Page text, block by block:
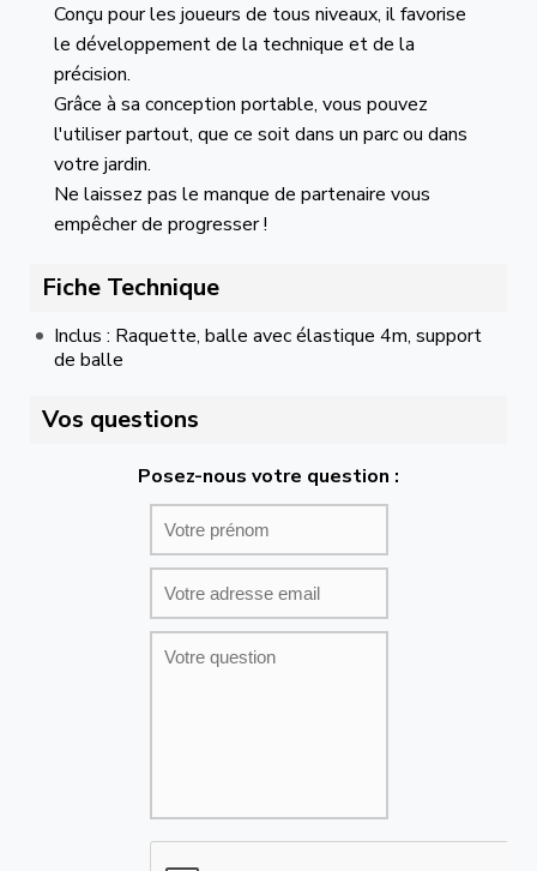
Conçu pour les joueurs de tous niveaux, il favorise
le développement de la technique et de la
précision.
Grâce à sa conception portable, vous pouvez
l'utiliser partout, que ce soit dans un parc ou dans
votre jardin.
Ne laissez pas le manque de partenaire vous
empêcher de progresser !
Fiche Technique
Inclus : Raquette, balle avec élastique 4m, support
de balle
Vos questions
Posez-nous votre question :